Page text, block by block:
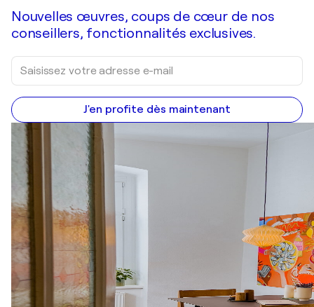
Nouvelles œuvres, coups de cœur de nos
conseillers, fonctionnalités exclusives.
J'en profite dès maintenant